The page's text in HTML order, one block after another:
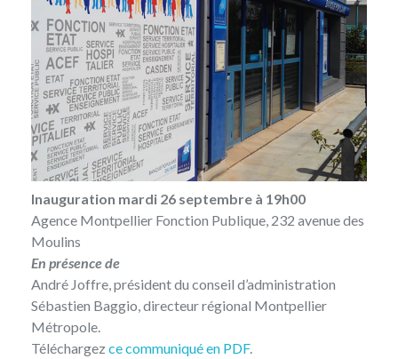
Inauguration mardi 26 septembre à 19h00
Agence Montpellier Fonction Publique, 232 avenue des
Moulins
En présence de
André Joffre, président du conseil d’administration
Sébastien Baggio, directeur régional Montpellier
Métropole.
Téléchargez ce communiqué en PDF.